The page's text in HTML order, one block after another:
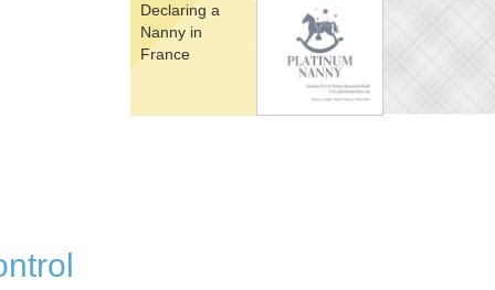
Declaring a
Nanny in
France